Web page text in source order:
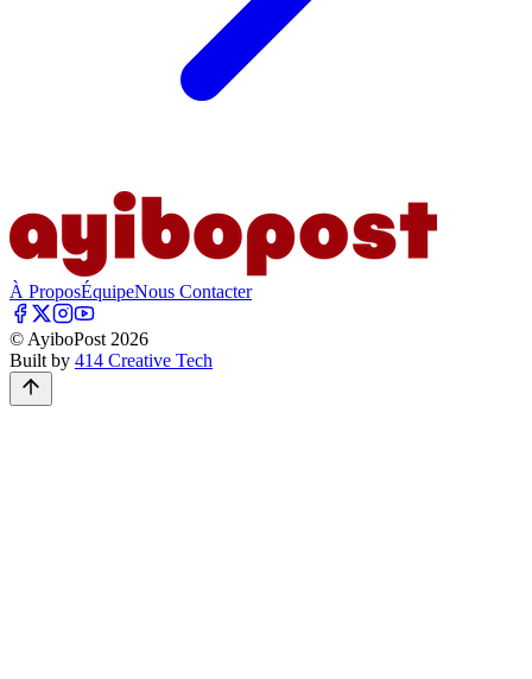
À ProposÉquipeNous Contacter
© AyiboPost 2026
Built by 414 Creative Tech